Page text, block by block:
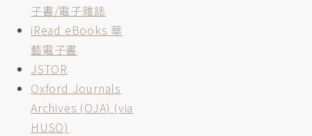
子書/電子雜誌
iRead eBooks 華
藝電子書
JSTOR
Oxford Journals
Archives (OJA) (via
HUSO)